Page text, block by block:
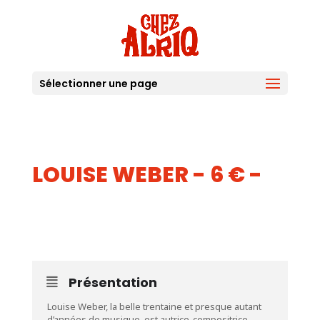
Sélectionner une page
LOUISE WEBER - 6 € -
Présentation
Louise Weber, la belle trentaine et presque autant